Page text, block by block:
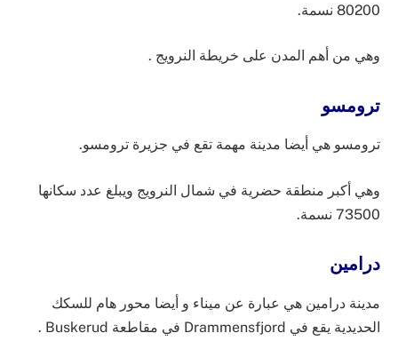
80200 نسمة.
وهي من أهم المدن على خريطة النرويج .
ترومسو
ترومسو هي أيضا مدينة مهمة تقع في جزيرة ترومسو.
وهي أكبر منطقة حضرية في شمال النرويج ويبلغ عدد سكانها
73500 نسمة.
درامين
مدينة درامين هي عبارة عن ميناء و أيضا محور هام للسكك
الحديدية يقع في Drammensfjord في مقاطعة Buskerud .